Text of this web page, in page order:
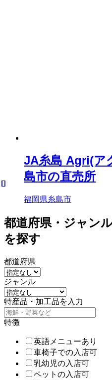
JA糸島 Agri(ア
島市の直売所
福岡県糸島市
都道府県・ジャン
を探す
都道府県
ジャンル
特産品・加工品を入力
特徴
英語メニューあり
車椅子での入店可
乳幼児の入店可
ペットの入店可